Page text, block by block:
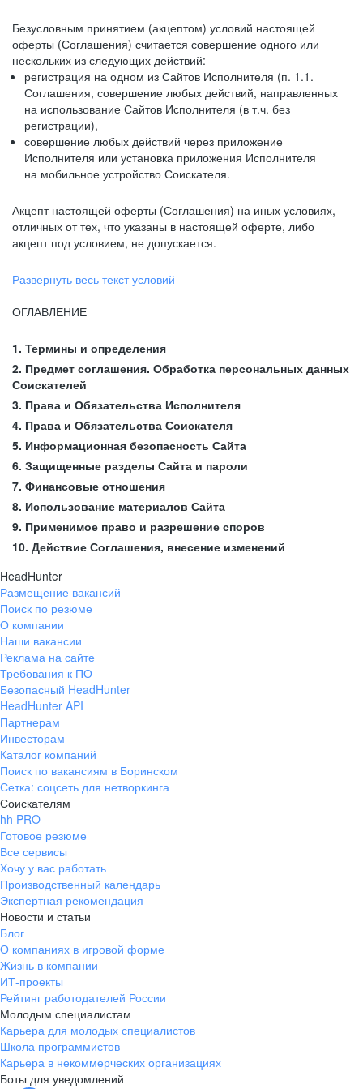
Безусловным принятием (акцептом) условий настоящей
оферты (Соглашения) считается совершение одного или
нескольких из следующих действий:
регистрация на одном из Сайтов Исполнителя (п. 1.1.
Соглашения, совершение любых действий, направленных
на использование Сайтов Исполнителя (в т.ч. без
регистрации),
совершение любых действий через приложение
Исполнителя или установка приложения Исполнителя
на мобильное устройство Соискателя.
Акцепт настоящей оферты (Соглашения) на иных условиях,
отличных от тех, что указаны в настоящей оферте, либо
акцепт под условием, не допускается.
Развернуть весь текст условий
ОГЛАВЛЕНИЕ
1. Термины и определения
2. Предмет соглашения. Обработка персональных данных
Соискателей
3. Права и Обязательства Исполнителя
4. Права и Обязательства Соискателя
5. Информационная безопасность Сайта
6. Защищенные разделы Сайта и пароли
7. Финансовые отношения
8. Использование материалов Сайта
9. Применимое право и разрешение споров
10. Действие Соглашения, внесение изменений
HeadHunter
Размещение вакансий
Поиск по резюме
О компании
Наши вакансии
Реклама на сайте
Требования к ПО
Безопасный HeadHunter
HeadHunter API
Партнерам
Инвесторам
Каталог компаний
Поиск по вакансиям в Боринском
Сетка: соцсеть для нетворкинга
Соискателям
hh PRO
Готовое резюме
Все сервисы
Хочу у вас работать
Производственный календарь
Экспертная рекомендация
Новости и статьи
Блог
О компаниях в игровой форме
Жизнь в компании
ИТ-проекты
Рейтинг работодателей России
Молодым специалистам
Карьера для молодых специалистов
Школа программистов
Карьера в некоммерческих организациях
Боты для уведомлений